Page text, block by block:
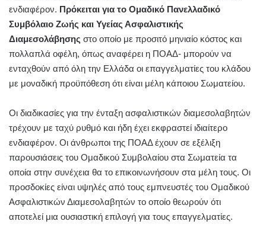
ενδιαφέρον. Πρόκειται για το Ομαδικό Πανελλαδικό
Συμβόλαιο Ζωής και Υγείας Ασφαλιστικής
Διαμεσολάβησης στο οποίο με προσιτό μηνιαίο κόστος και
πολλαπλά οφέλη, όπως αναφέρει η ΠΟΑΔ- μπορούν να
ενταχθούν από όλη την Ελλάδα οι επαγγελματίες του κλάδου
με μοναδική προϋπόθεση ότι είναι μέλη κάποιου Σωματείου.
Οι διαδικασίες για την ένταξη ασφαλιστικών διαμεσολαβητών
τρέχουν με ταχύ ρυθμό και ήδη έχει εκφραστεί ιδιαίτερο
ενδιαφέρον. Οι άνθρωποι της ΠΟΑΔ έχουν σε εξέλιξη
παρουσιάσεις του Ομαδικού Συμβολαίου στα Σωματεία τα
οποία στην συνέχεια θα το επικοινωνήσουν στα μέλη τους. Οι
προσδοκίες είναι υψηλές από τους εμπνευστές του Ομαδικού
Ασφαλιστικών Διαμεσολαβητών το οποίο θεωρούν ότι
αποτελεί μια ουσιαστική επιλογή για τους επαγγελματίες.